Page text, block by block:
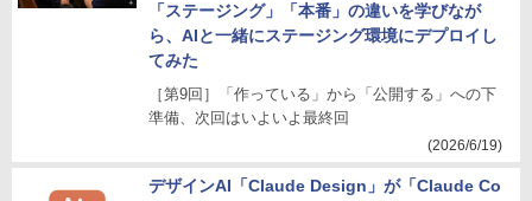
「ステージング」「本番」の違いを学びなが
ら、AIと一緒にステージング環境にデプロイし
てみた
［第9回］「作っている」から「公開する」への下
準備、次回はいよいよ最終回
(2026/6/19)
デザインAI「Claude Design」が「Claude Co